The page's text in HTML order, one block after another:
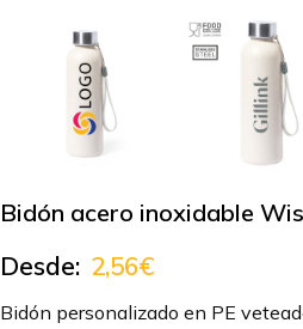
Bidón acero inoxidable
Desde: 2,56€
Bidón personalizado en PE